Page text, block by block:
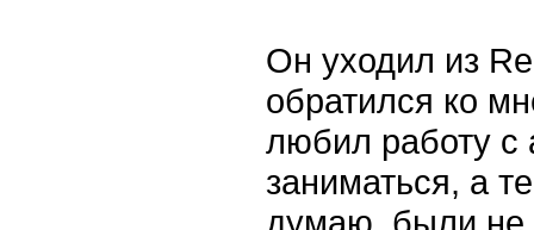
Он уходил из
обратился ко
любил работу с
заниматься, а
думаю, были